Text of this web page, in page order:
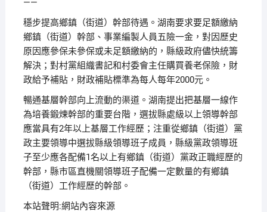
——
穩步提高鄉鎮（街道）幹部待遇。湖南要求要足額繳納
鄉鎮（街道）幹部、事業編製人員五險一金，對因歷史
原因應參保未參保或未足額繳納的，縣級政府儘快統籌
解決；對村黨組織書記和村委會主任購買養老保險，財
政給予補貼，財政補貼標準為每人每年2000元。
暢通基層幹部向上流動的渠道。湖南提出把基層一線作
為培養鍛煉幹部的重要台階，選拔縣處級以上領導幹部
應當具有2年以上基層工作經歷；注重從鄉鎮（街道）黨
政主要領導中選拔縣級領導班子成員，縣級黨政領導班
子至少應各配備1名以上有鄉鎮（街道）黨政正職經歷的
幹部，縣市區直機關領導班子配備一定數量的有鄉鎮
（街道）工作經歷的幹部。
本站聲明:網站內容來源